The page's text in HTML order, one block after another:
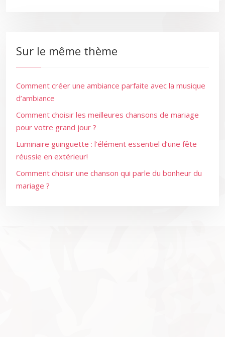
Sur le même thème
Comment créer une ambiance parfaite avec la musique
d’ambiance
Comment choisir les meilleures chansons de mariage
pour votre grand jour ?
Luminaire guinguette : l’élément essentiel d’une fête
réussie en extérieur!
Comment choisir une chanson qui parle du bonheur du
mariage ?